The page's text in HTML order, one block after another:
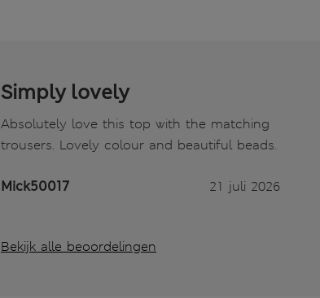
Simply lovely
Absolutely love this top with the matching
trousers. Lovely colour and beautiful beads.
Mick50017 21 juli 2026
Bekijk alle beoordelingen